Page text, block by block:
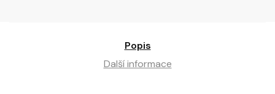
Popis
Další informace